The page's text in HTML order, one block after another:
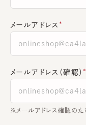
メールアドレス
メールアドレス（確認）
※メールアドレス確認のた